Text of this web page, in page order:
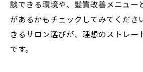
談できる環境や、髪質改善メニュー
があるかもチェックしてみてくださ
きるサロン選びが、理想のストレー
です。